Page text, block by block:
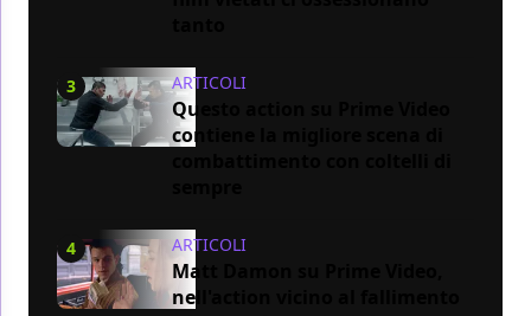
3 ARTICOLI
Questo action su Prime Video
contiene la migliore scena di
4 ARTICOLI
Matt Damon su Prime Video,
nell'action vicino al fallimento